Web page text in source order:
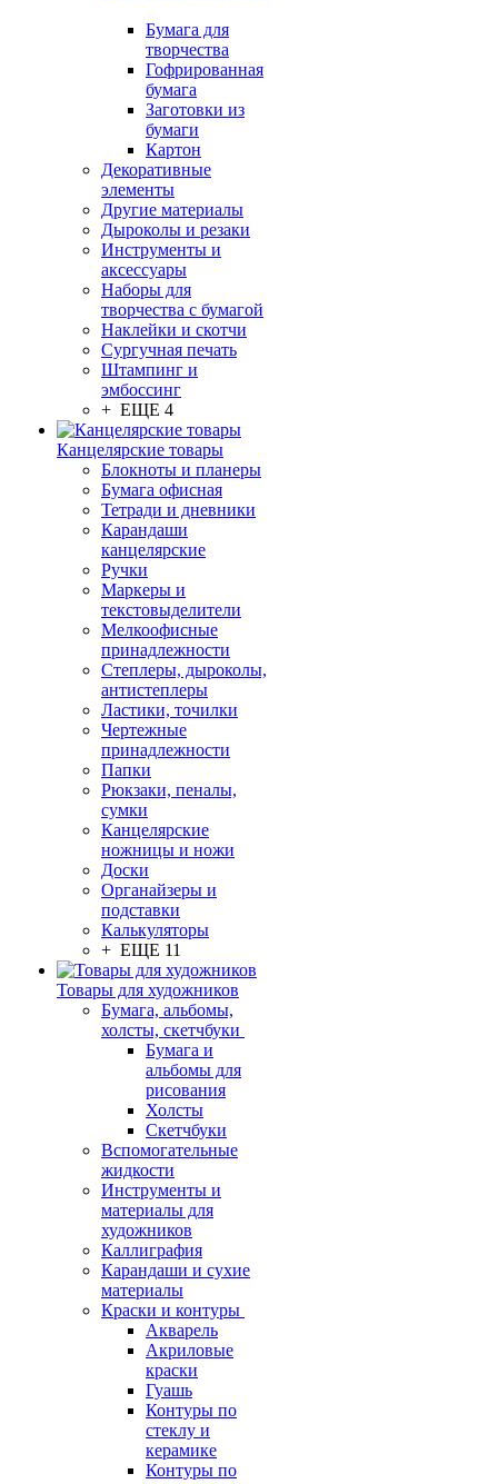
Бумага для
творчества
Гофрированная
бумага
Заготовки из
бумаги
Картон
Декоративные
элементы
Другие материалы
Дыроколы и резаки
Инструменты и
аксессуары
Наборы для
творчества с бумагой
Наклейки и скотчи
Сургучная печать
Штампинг и
эмбоссинг
+ ЕЩЕ 4
Канцелярские товары
Блокноты и планеры
Бумага офисная
Тетради и дневники
Карандаши
канцелярские
Ручки
Маркеры и
текстовыделители
Мелкоофисные
принадлежности
Степлеры, дыроколы,
антистеплеры
Ластики, точилки
Чертежные
принадлежности
Папки
Рюкзаки, пеналы,
сумки
Канцелярские
ножницы и ножи
Доски
Органайзеры и
подставки
Калькуляторы
+ ЕЩЕ 11
Товары для художников
Бумага, альбомы,
холсты, скетчбуки
Бумага и
альбомы для
рисования
Холсты
Скетчбуки
Вспомогательные
жидкости
Инструменты и
материалы для
художников
Каллиграфия
Карандаши и сухие
материалы
Краски и контуры
Акварель
Акриловые
краски
Гуашь
Контуры по
стеклу и
керамике
Контуры по